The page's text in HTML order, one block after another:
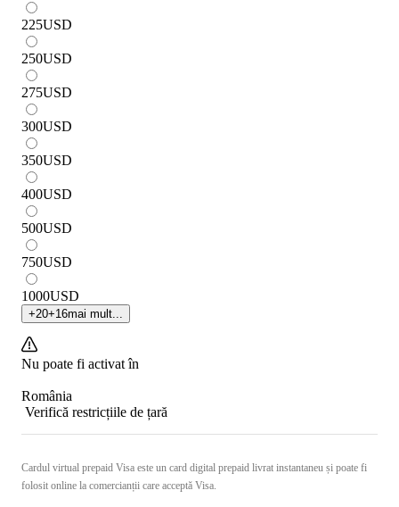
225USD
250USD
275USD
300USD
350USD
400USD
500USD
750USD
1000USD
+20+16mai mult...
Nu poate fi activat în
România
Verifică restricțiile de țară
Cardul virtual prepaid Visa este un card digital prepaid livrat instantaneu și poate fi
folosit online la comercianții care acceptă Visa.